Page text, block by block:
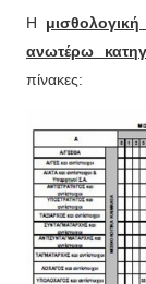
Η
ανωτέρω
πίνακες: